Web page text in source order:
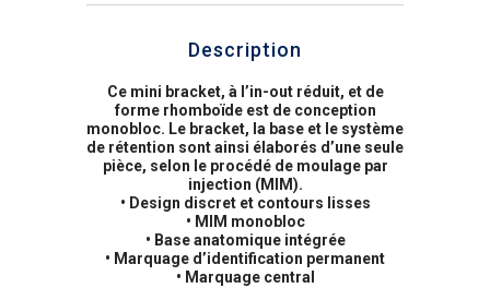
Description
Ce mini bracket, à l’in-out réduit, et de
forme rhomboïde est de conception
monobloc. Le bracket, la base et le système
de rétention sont ainsi élaborés d’une seule
pièce, selon le procédé de moulage par
injection (MIM).
• Design discret et contours lisses
• MIM monobloc
• Base anatomique intégrée
• Marquage d’identification permanent
• Marquage central